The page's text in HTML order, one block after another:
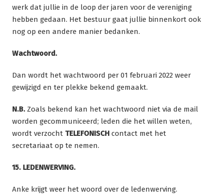
werk dat jullie in de loop der jaren voor de vereniging
hebben gedaan. Het bestuur gaat jullie binnenkort ook
nog op een andere manier bedanken.
Wachtwoord.
Dan wordt het wachtwoord per 01 februari 2022 weer
gewijzigd en ter plekke bekend gemaakt.
N.B. Zoals bekend kan het wachtwoord niet via de mail
worden gecommuniceerd; leden die het willen weten,
wordt verzocht TELEFONISCH contact met het
secretariaat op te nemen.
15. LEDENWERVING.
Anke krijgt weer het woord over de ledenwerving.